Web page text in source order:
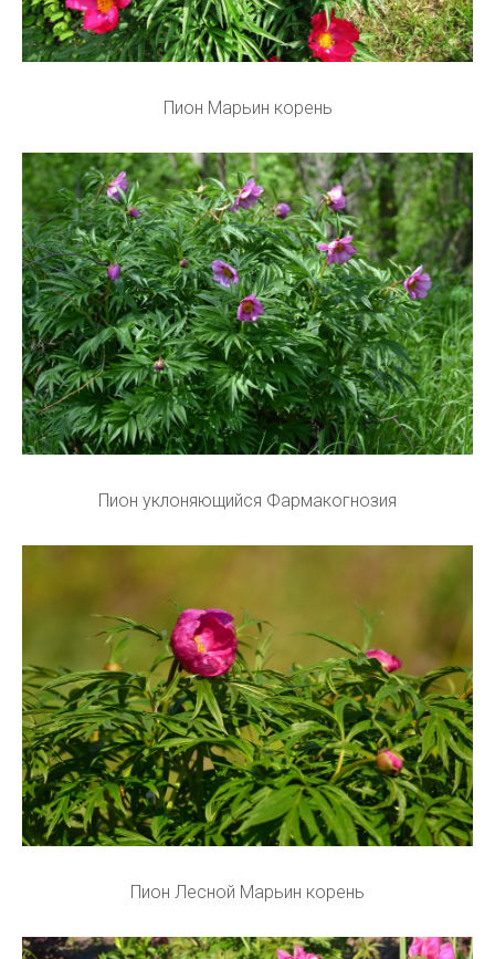
Пион Марьин корень
Пион уклоняющийся Фармакогнозия
Пион Лесной Марьин корень